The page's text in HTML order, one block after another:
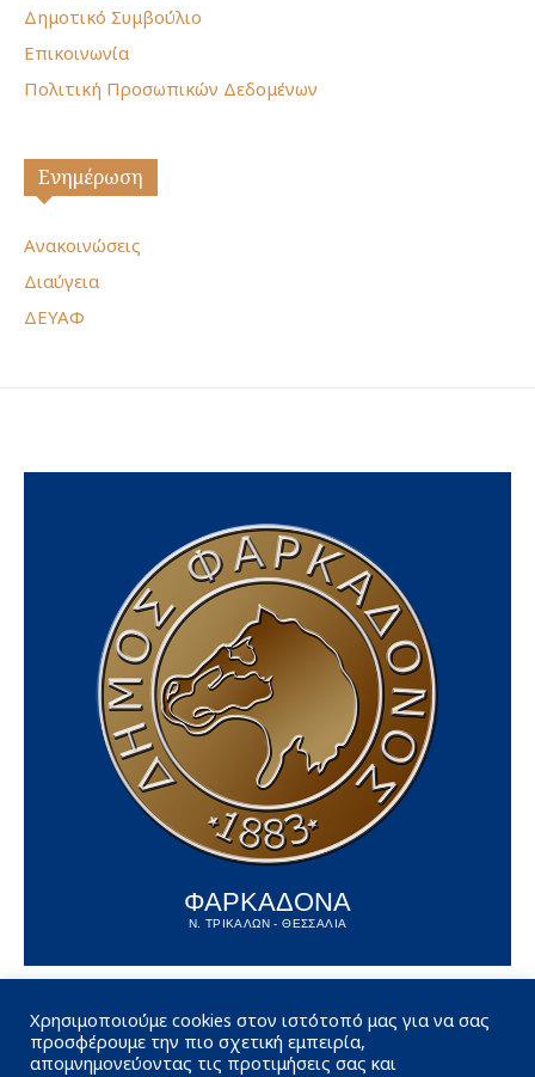
Δημοτικό Συμβούλιο
Επικοινωνία
Πολιτική Προσωπικών Δεδομένων
Ενημέρωση
Ανακοινώσεις
Διαύγεια
ΔΕΥΑΦ
ΦΑΡΚΑΔΟΝΑ
Ν. ΤΡΙΚΑΛΩΝ - ΘΕΣΣΑΛΙΑ
Χρησιμοποιούμε cookies στον ιστότοπό μας για να σας
προσφέρουμε την πιο σχετική εμπειρία,
απομνημονεύοντας τις προτιμήσεις σας και